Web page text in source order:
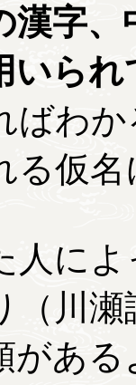
漢字
いら
ばわ
る仮
人に
（川
があ